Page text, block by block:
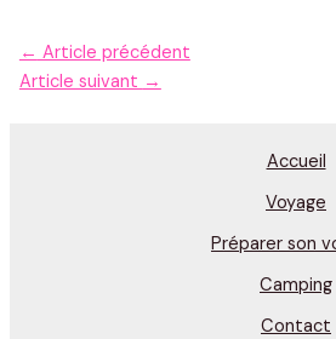
← Article précédent
Article suivant →
Accueil
Voyage
Préparer son
Camping
Contact